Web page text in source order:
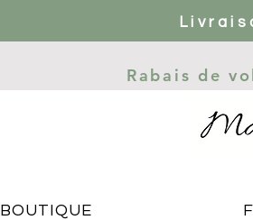
Rabais de
BOUTIQUE